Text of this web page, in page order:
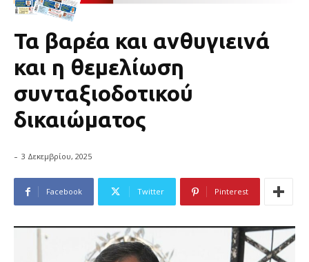
Τα βαρέα και ανθυγιεινά
και η θεμελίωση
συνταξιοδοτικού
δικαιώματος
- 3 Δεκεμβρίου, 2025
Facebook Twitter Pinterest